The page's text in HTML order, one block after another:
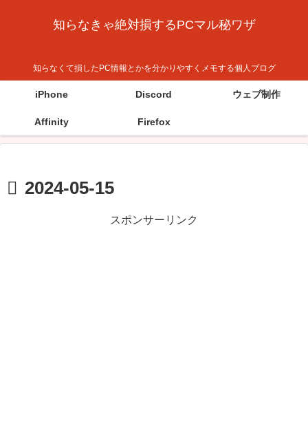
知らなきゃ絶対損するPCマル秘ワザ
知らなくて損したPC情報とかを分かりやすくメモする個人ブログ
iPhone Discord ウェブ制作
Affinity Firefox
2024-05-15
スポンサーリンク